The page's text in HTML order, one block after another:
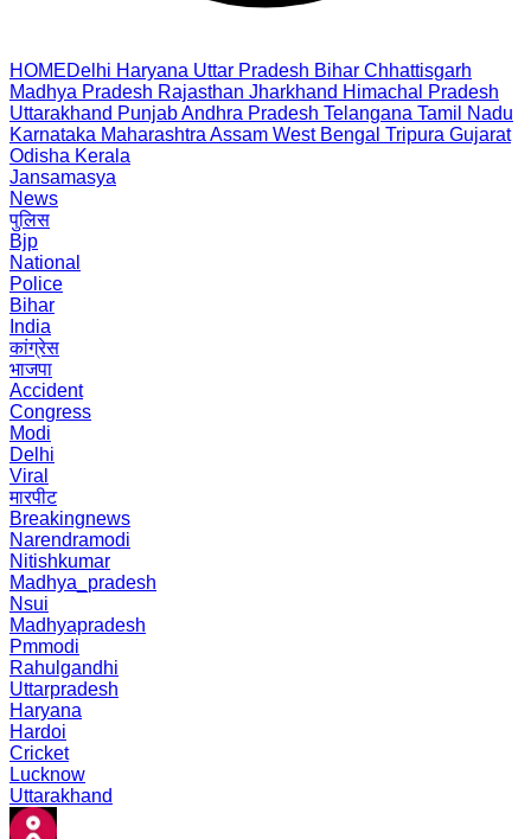
HOMEDelhi Haryana Uttar Pradesh Bihar Chhattisgarh
Madhya Pradesh Rajasthan Jharkhand Himachal Pradesh
Uttarakhand PunjabAndhra Pradesh Telangana Tamil Nadu
Karnataka Maharashtra Assam West Bengal Tripura Gujarat
Odisha Kerala
Jansamasya
News
पुलिस
Bjp
National
Police
Bihar
India
कांग्रेस
भाजपा
Accident
Congress
Modi
Delhi
Viral
मारपीट
Breakingnews
Narendramodi
Nitishkumar
Madhya_pradesh
Nsui
Madhyapradesh
Pmmodi
Rahulgandhi
Uttarpradesh
Haryana
Hardoi
Cricket
Lucknow
Uttarakhand